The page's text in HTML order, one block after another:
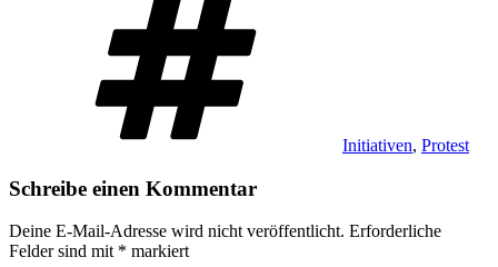
Initiativen, Protest
Schreibe einen Kommentar
Deine E-Mail-Adresse wird nicht veröffentlicht. Erforderliche
Felder sind mit * markiert